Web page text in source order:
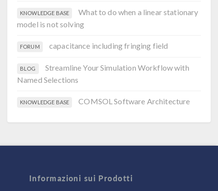
KNOWLEDGE BASE
What to do when a linear stationary
model is not solving
FORUM capacitance including fringing field
BLOG
Streamline Your Simulation Workflow with
Named Selections
KNOWLEDGE BASE COMSOL Software Architecture
Informazioni sui Prodotti